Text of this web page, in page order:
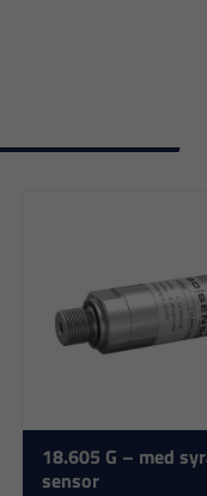
18.605 G – med
sensor